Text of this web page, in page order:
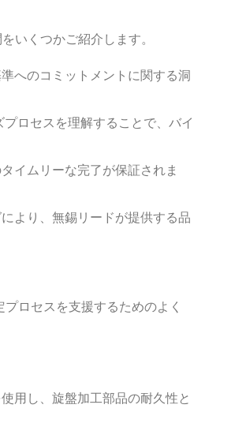
いくつかご紹介します。
へのコミットメントに関する洞
プロセスを理解することで、バイ
イムリーな完了が保証されま
より、無錫リードが提供する品
ロセスを支援するためのよく
用し、旋盤加工部品の耐久性と